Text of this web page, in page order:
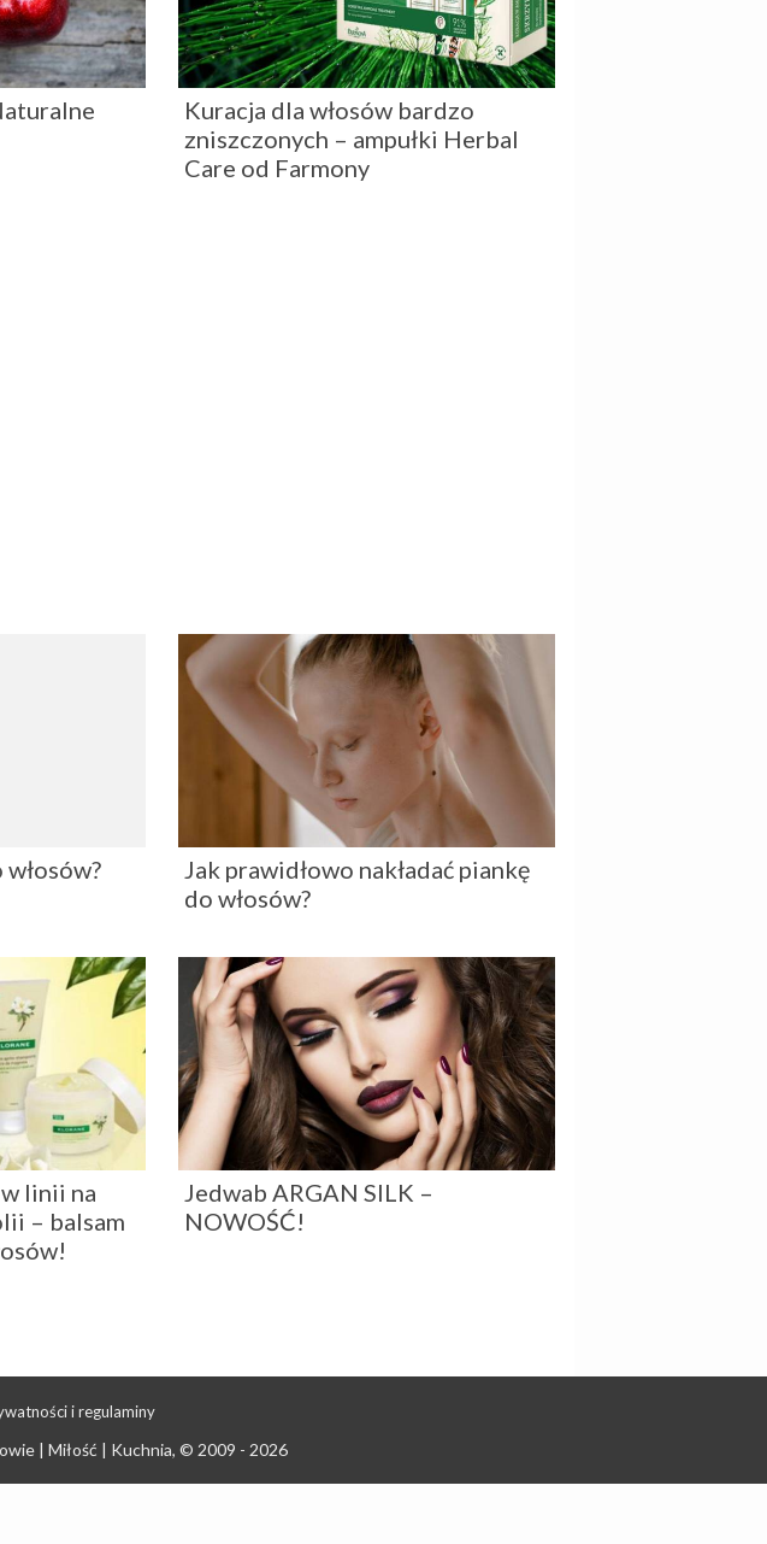
Kuracja dla włosów bardzo
zniszczonych – ampułki Herbal
Care od Farmony
Jak prawidłowo nakładać piankę
do włosów?
linii na
– balsam
Jedwab ARGAN SILK –
NOWOŚĆ!
i regulaminy
| Miłość | Kuchnia, © 2009 - 2026